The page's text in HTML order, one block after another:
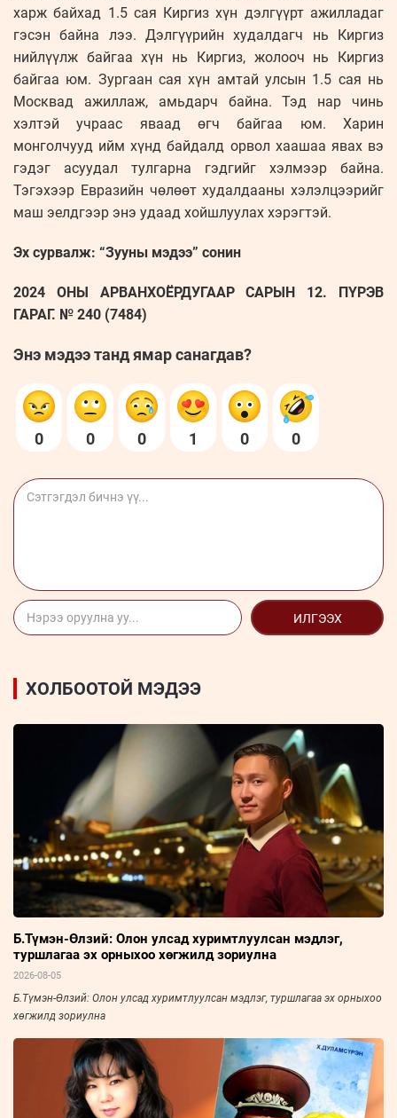
харж байхад 1.5 сая Киргиз хүн дэлгүүрт ажилладаг
гэсэн байна лээ. Дэлгүүрийн худалдагч нь Киргиз
нийлүүлж байгаа хүн нь Киргиз, жолооч нь Киргиз
байгаа юм. Зургаан сая хүн амтай улсын 1.5 сая нь
Москвад ажиллаж, амьдарч байна. Тэд нар чинь
хэлтэй учраас яваад өгч байгаа юм. Харин
монголчууд ийм хүнд байдалд орвол хаашаа явах вэ
гэдэг асуудал тулгарна гэдгийг хэлмээр байна.
Тэгэхээр Евразийн чөлөөт худалдааны хэлэлцээрийг
маш эелдгээр энэ удаад хойшлуулах хэрэгтэй.
Эх сурвалж: “Зууны мэдээ” сонин
2024 ОНЫ АРВАНХОЁРДУГААР САРЫН 12. ПҮРЭВ
ГАРАГ. № 240 (7484)
Энэ мэдээ танд ямар санагдав?
0 0 0 1 0 0
ИЛГЭЭХ
ХОЛБООТОЙ МЭДЭЭ
Б.Түмэн-Өлзий: Олон улсад хуримтлуулсан мэдлэг,
туршлагаа эх орныхоо хөгжилд зориулна
2026-08-05
Б.Түмэн-Өлзий: Олон улсад хуримтлуулсан мэдлэг, туршлагаа эх орныхоо
хөгжилд зориулна